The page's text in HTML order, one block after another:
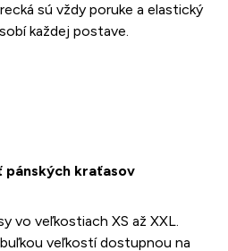
sú vždy poruke a elastický
každej postave.
pánských kraťasov
vo veľkostiach XS až XXL.
veľkostí dostupnou na